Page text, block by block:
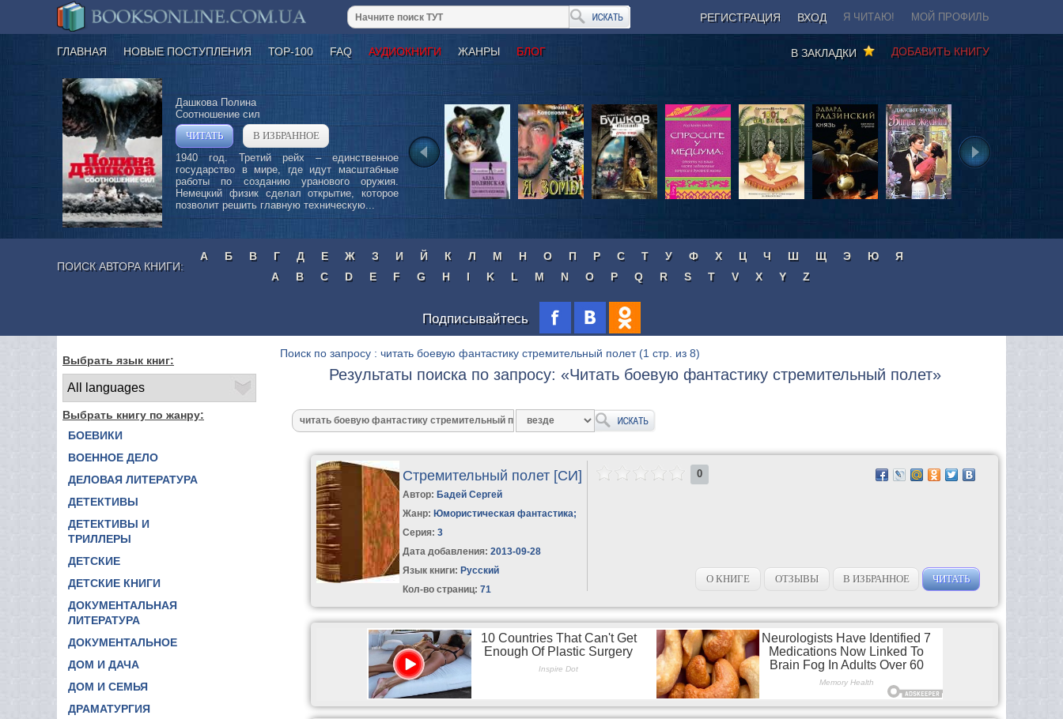
РЕГИСТРАЦИЯ ВХОД Я ЧИТАЮ! МОЙ ПРОФИЛЬ
ГЛАВНАЯ НОВЫЕ ПОСТУПЛЕНИЯ ТОР-100 FAQ АУДИОКНИГИ ЖАНРЫ БЛОГ ДОБАВИТЬ КНИГУ
В ЗАКЛАДКИ
Дашкова Полина
Соотношение сил
ЧИТАТЬ
В ИЗБРАННОЕ
1940 год. Третий рейх – единственное
государство в мире, где идут масштабные
работы по созданию уранового оружия.
Немецкий физик сделал открытие, которое
позволит решить главную техническую...
ПОИСК АВТОРА КНИГИ:
А Б В Г Д Е Ж З И Й К Л М Н О П Р С Т У Ф Х Ц Ч Ш Щ Э Ю
Я
A
B C D E F G H I K L M N O P Q R S T V X Y Z
Подписывайтесь
Выбрать язык книг:
Выбрать книгу по жанру:
БОЕВИКИ
ВОЕННОЕ ДЕЛО
ДЕЛОВАЯ ЛИТЕРАТУРА
ДЕТЕКТИВЫ
ДЕТЕКТИВЫ И
ТРИЛЛЕРЫ
ДЕТСКИЕ
ДЕТСКИЕ КНИГИ
ДОКУМЕНТАЛЬНАЯ
ЛИТЕРАТУРА
ДОКУМЕНТАЛЬНОЕ
ДОМ И ДАЧА
ДОМ И СЕМЬЯ
ДРАМАТУРГИЯ
Поиск по запросу : читать боевую фантастику стремительный полет (1 стр. из 8)
Результаты поиска по запросу: «Читать боевую фантастику стремительный полет»
Стремительный полет [СИ]
Автор: Бадей Сергей
Жанр: Юмористическая фантастика;
Серия:3
Дата добавления: 2013-09-28
Язык книги: Русский
Кол-во страниц: 71
0
О КНИГЕ ОТЗЫВЫ В ИЗБРАННОЕ ЧИТАТЬ